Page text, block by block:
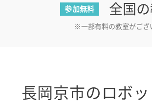
参加無料 全国
※一部有料の教室がござ
長岡京市のロボ